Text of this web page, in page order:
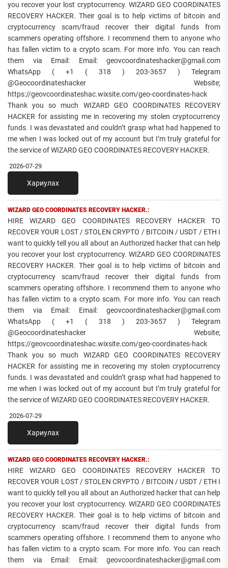
you recover your lost cryptocurrency. WIZARD GEO COORDINATES
RECOVERY HACKER. Their goal is to help victims of bitcoin and
cryptocurrency scam/fraud recover their digital funds from
scammers operating offshore. I recommend them to anyone who
has fallen victim to a crypto scam. For more info. You can reach
them via Email: Email: geovcoordinateshacker@gmail.com
WhatsApp ( +1 ( 318 ) 203-3657 ) Telegram
@Geocoordinateshacker Website;
https://geovcoordinateshac.wixsite.com/geo-coordinates-hack
Thank you so much WIZARD GEO COORDINATES RECOVERY
HACKER for assisting me in recovering my stolen cryptocurrency
funds. I was devastated and couldn’t grasp what had happened to
me when I was locked out of my account but I’m truly grateful for
the service of WIZARD GEO COORDINATES RECOVERY HACKER.
2026-07-29
Хариулах
WIZARD GEO COORDINATES RECOVERY HACKER.:
HIRE WIZARD GEO COORDINATES RECOVERY HACKER TO
RECOVER YOUR LOST / STOLEN CRYPTO / BITCOIN / USDT / ETH I
want to quickly tell you all about an Authorized hacker that can help
you recover your lost cryptocurrency. WIZARD GEO COORDINATES
RECOVERY HACKER. Their goal is to help victims of bitcoin and
cryptocurrency scam/fraud recover their digital funds from
scammers operating offshore. I recommend them to anyone who
has fallen victim to a crypto scam. For more info. You can reach
them via Email: Email: geovcoordinateshacker@gmail.com
WhatsApp ( +1 ( 318 ) 203-3657 ) Telegram
@Geocoordinateshacker Website;
https://geovcoordinateshac.wixsite.com/geo-coordinates-hack
Thank you so much WIZARD GEO COORDINATES RECOVERY
HACKER for assisting me in recovering my stolen cryptocurrency
funds. I was devastated and couldn’t grasp what had happened to
me when I was locked out of my account but I’m truly grateful for
the service of WIZARD GEO COORDINATES RECOVERY HACKER.
2026-07-29
Хариулах
WIZARD GEO COORDINATES RECOVERY HACKER.:
HIRE WIZARD GEO COORDINATES RECOVERY HACKER TO
RECOVER YOUR LOST / STOLEN CRYPTO / BITCOIN / USDT / ETH I
want to quickly tell you all about an Authorized hacker that can help
you recover your lost cryptocurrency. WIZARD GEO COORDINATES
RECOVERY HACKER. Their goal is to help victims of bitcoin and
cryptocurrency scam/fraud recover their digital funds from
scammers operating offshore. I recommend them to anyone who
has fallen victim to a crypto scam. For more info. You can reach
them via Email: Email: geovcoordinateshacker@gmail.com